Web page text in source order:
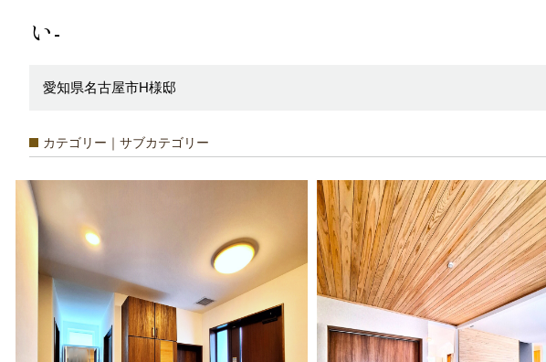
い-
愛知県名古屋市H様邸
カテゴリー｜サブカテゴリー